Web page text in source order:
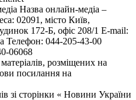
Назва онлайн-медіа –
02091, місто Київ,
172-Б, офіс 208/1 E-mail:
Телефон: 044-205-43-00
06068
розміщених на
посилання на
зі сторінки « Новини України